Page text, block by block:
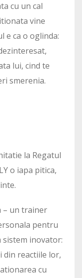
cu un cal
vine
e ca o oglinda:
lui, cind te
smerenia.
la Regatul
o iapa pitica,
– un trainer
pentru
sistem inovator:
din reactiile lor,
cu